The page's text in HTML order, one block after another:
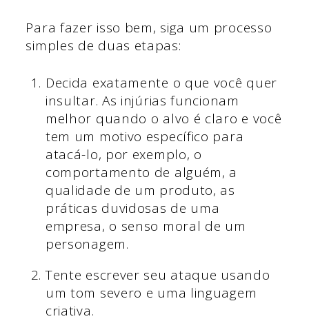
Para fazer isso bem, siga um processo
simples de duas etapas:
Decida exatamente o que você quer
insultar. As injúrias funcionam
melhor quando o alvo é claro e você
tem um motivo específico para
atacá-lo, por exemplo, o
comportamento de alguém, a
qualidade de um produto, as
práticas duvidosas de uma
empresa, o senso moral de um
personagem.
Tente escrever seu ataque usando
um tom severo e uma linguagem
criativa.